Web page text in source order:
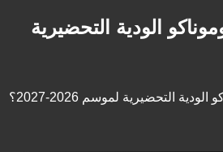
الودية التحضيرية
تعرف على القنوات الناقلة لمباراة ليفربول وموناكو الودية التحضيرية لموسم 2026-2027؟